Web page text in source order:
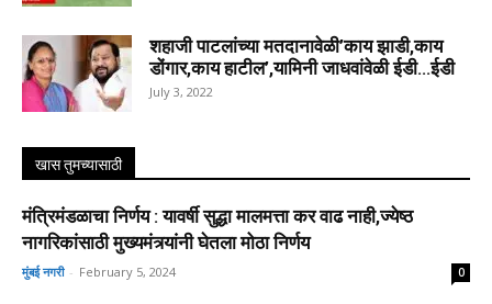
शहाजी पाटलांच्या मतदानावेळी’काय झाडी,काय
डोंगार,काय हाटील’,यामिनी जाधवांवेळी ईडी…ईडी
July 3, 2022
खास तुमच्यासाठी
मंत्रिमंडळाचा निर्णय : यावर्षी सुद्धा मालमत्ता कर वाढ नाही,ज्येष्ठ
नागरिकांसाठी मुख्यमंत्र्यांनी घेतला मोठा निर्णय
मुंबई नगरी - February 5, 2024 0